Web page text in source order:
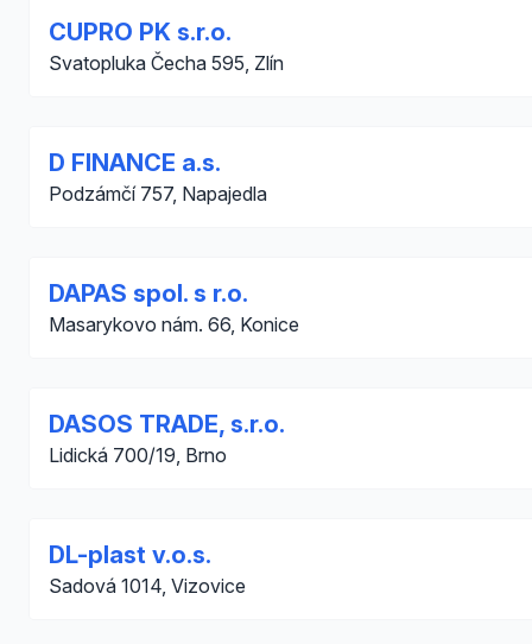
CUPRO PK s.r.o.
Svatopluka Čecha 595, Zlín
D FINANCE a.s.
Podzámčí 757, Napajedla
DAPAS spol. s r.o.
Masarykovo nám. 66, Konice
DASOS TRADE, s.r.o.
Lidická 700/19, Brno
DL-plast v.o.s.
Sadová 1014, Vizovice